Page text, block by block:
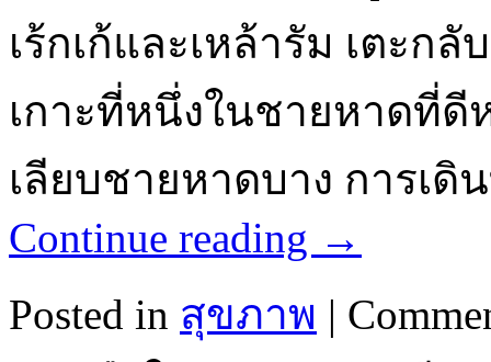
เร้กเก้และเหล้ารัม เตะก
เกาะที่หนึ่งในชายหาดที่
เลียบชายหาดบาง การเดิ
Continue reading →
Posted in สุขภาพ |